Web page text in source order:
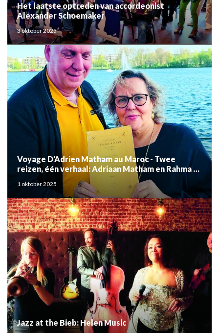
Het laatste optreden van accordeonist
Alexander Schoemaker
3 oktober 2025
Voyage D'Adrien Matham au Maroc - Twee
reizen, één verhaal: Adriaan Matham en Rahma el
Mouden
1 oktober 2025
Jazz at the Bieb: Helen Music